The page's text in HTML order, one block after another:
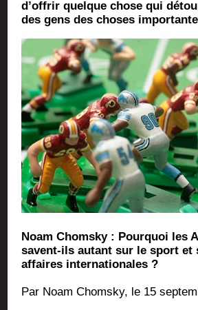
d’offrir quelque chose qui
des gens des choses
Noam Chom­sky : Pour­quoi les
savent-ils autant sur le sport et
affaires internationales ?
Par Noam Chom­sky, le 15